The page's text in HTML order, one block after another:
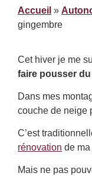
Accueil »
gingembre
Cet hiver je me
faire pousser
Dans mes
couche de neige
C’est
rénovation de
Mais ne pas